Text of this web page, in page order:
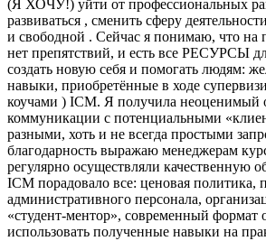
(Я ХОЧУ!) уйти от профессиональных
развиваться , сменить сферу
и свободной . Сейчас я понимаю, что на
нет препятствий, и есть все РЕСУРСЫ
создать новую себя и помогать людям:
навыки, приобретённые в ходе
коучами ) ICM. Я получила неоценимый
коммуникации с потенциальными
разными, хоть и не всегда простыми
благодарность выражаю менеджерам
регулярно осуществляли качественную
ICM порадовало все: ценовая политика,
административного персонала,
«студент-ментор», современный формат
использовать полученные навыки на